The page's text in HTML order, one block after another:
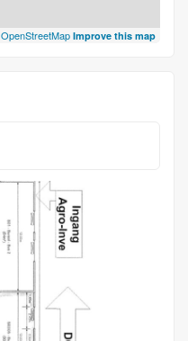
OpenStreetMap Improve this map